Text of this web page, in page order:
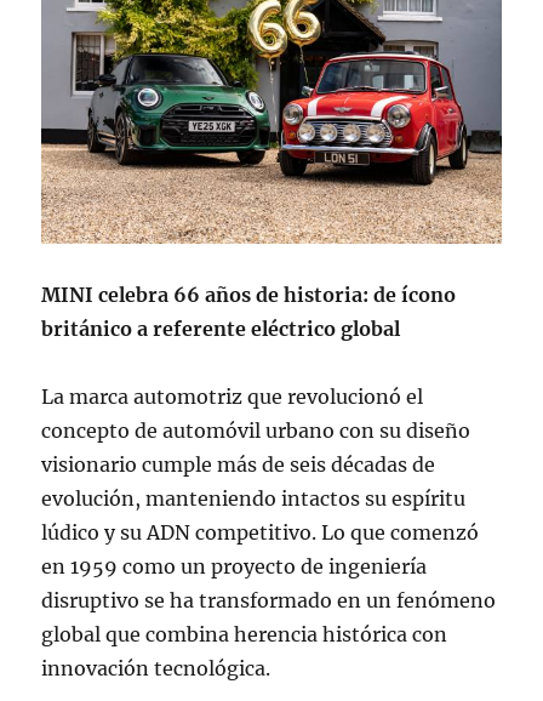
MINI celebra 66 años de historia: de ícono
británico a referente eléctrico global
La marca automotriz que revolucionó el
concepto de automóvil urbano con su diseño
visionario cumple más de seis décadas de
evolución, manteniendo intactos su espíritu
lúdico y su ADN competitivo. Lo que comenzó
en 1959 como un proyecto de ingeniería
disruptivo se ha transformado en un fenómeno
global que combina herencia histórica con
innovación tecnológica.